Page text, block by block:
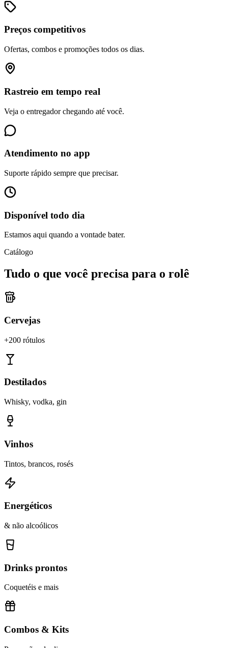
Preços competitivos
Ofertas, combos e promoções todos os dias.
Rastreio em tempo real
Veja o entregador chegando até você.
Atendimento no app
Suporte rápido sempre que precisar.
Disponível todo dia
Estamos aqui quando a vontade bater.
Catálogo
Tudo o que você precisa para o rolê
Cervejas
+200 rótulos
Destilados
Whisky, vodka, gin
Vinhos
Tintos, brancos, rosés
Energéticos
& não alcoólicos
Drinks prontos
Coquetéis e mais
Combos & Kits